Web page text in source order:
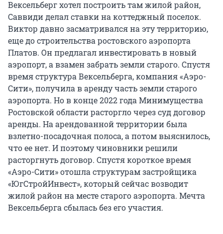
Вексельберг хотел построить там жилой район,
Саввиди делал ставки на коттеджный поселок.
Виктор давно засматривался на эту территорию,
еще до строительства ростовского аэропорта
Платов. Он предлагал инвестировать в новый
аэропорт, а взамен забрать земли старого. Спустя
время структура Вексельберга, компания «Аэро-
Сити», получила в аренду часть земли старого
аэропорта. Но в конце 2022 года Минимущества
Ростовской области расторгло через суд договор
аренды. На арендованной территории была
взлетно-посадочная полоса, а потом выяснилось,
что ее нет. И поэтому чиновники решили
расторгнуть договор. Спустя короткое время
«Аэро-Сити» отошла структурам застройщика
«ЮгСтройИнвест», который сейчас возводит
жилой район на месте старого аэропорта. Мечта
Вексельберга сбылась без его участия.